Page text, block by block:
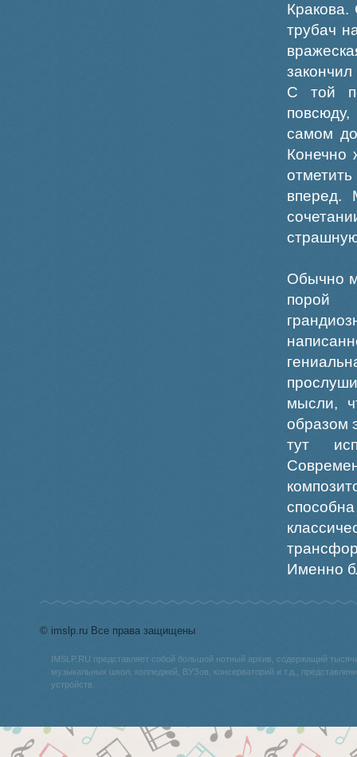
Кракова.
трубач
С той
самом
Конечно
вперед.
Обычно
порой
мысли,
образом
тут
Именно
© imslp.ru Все права защищены
IMSLP.RU представляет собой большой нотный архив, содержащий
музыкальных школ, колледжей, ВУЗов, консерваторий и т.д.,
устройств.